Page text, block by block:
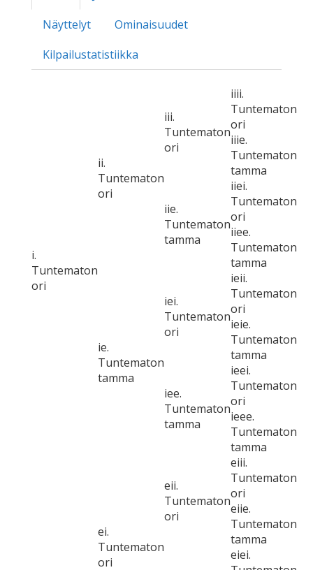
Näyttelyt
Ominaisuudet
Kilpailustatistiikka
i.
Tuntematon
ori
ii.
Tuntematon
ori
iii.
Tuntematon
ori
iiii.
Tuntematon
ori
iiie.
Tuntematon
tamma
iie.
Tuntematon
tamma
iiei.
Tuntematon
ori
iiee.
Tuntematon
tamma
ie.
Tuntematon
tamma
iei.
Tuntematon
ori
ieii.
Tuntematon
ori
ieie.
Tuntematon
tamma
iee.
Tuntematon
tamma
ieei.
Tuntematon
ori
ieee.
Tuntematon
tamma
ei.
Tuntematon
ori
eii.
Tuntematon
ori
eiii.
Tuntematon
ori
eiie.
Tuntematon
tamma
eiei.